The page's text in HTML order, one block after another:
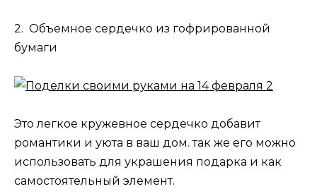
2. Объемное сердечко из гофрированной
бумаги
Это легкое кружевное сердечко добавит
романтики и уюта в ваш дом. так же его можно
использовать для украшения подарка и как
самостоятельный элемент.